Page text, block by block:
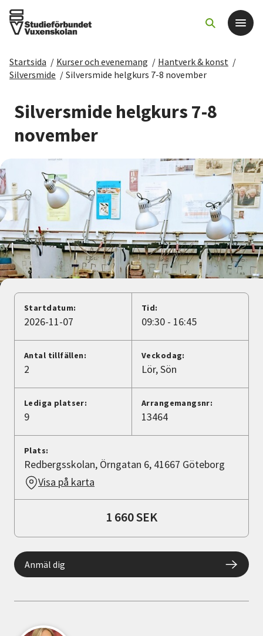
Det här gör vi
För dig som
Sök kurser och evenemang
Starta studiecirkel
Cirkelledare
Nyheter
Avdelningar
Lyssna
Startsida / Kurser och evenemang / Hantverk & konst /
Silversmide / Silversmide helgkurs 7-8 november
Silversmide helgkurs 7-8
november
Startdatum:
2026-11-07
Tid:
09:30 - 16:45
Antal tillfällen:
2
Veckodag:
Lör Sön
Lediga platser:
9
Arrangemangsnr:
13464
Plats:
Redbergsskolan, Örngatan 6, 41667 Göteborg
Visa på karta
1 660 SEK
Anmäl dig